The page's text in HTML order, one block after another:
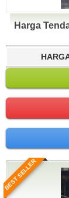
Harga
BEST SELLER